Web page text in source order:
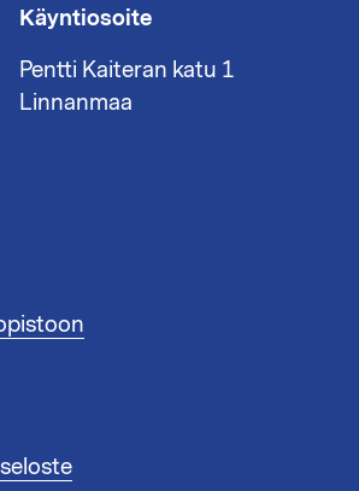
Käyntiosoite
Pentti Kaiteran katu 1
Linnanmaa